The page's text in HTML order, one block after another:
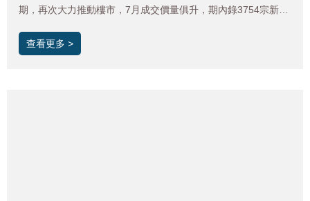
期，再次大力推動樓市，7月成交價量俱升，期內錄3754宗新盤
簽成交亦按月增加29%至7月的2052宗，成交價突破每方米2萬
查看更多 >